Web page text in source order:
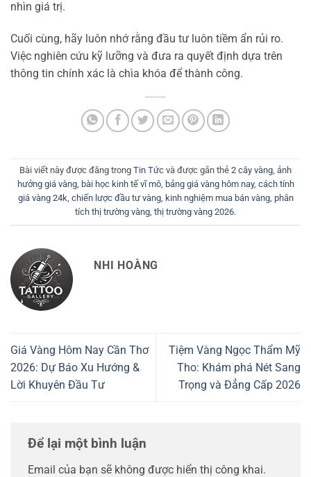
nhìn giá trị.
Cuối cùng, hãy luôn nhớ rằng đầu tư luôn tiềm ẩn rủi ro.
Việc nghiên cứu kỹ lưỡng và đưa ra quyết định dựa trên
thông tin chính xác là chìa khóa để thành công.
Bài viết này được đăng trong Tin Tức và được gắn thẻ 2 cây vàng ảnh
hưởng giá vàng, bài học kinh tế vĩ mô, bảng giá vàng hôm nay, cách tính
giá vàng 24k chiến lược đầu tư vàng, kinh nghiệm mua bán vàng, phân
tích thị trường vàng thị trường vàng 2026.
NHI HOÀNG
Giá Vàng Hôm Nay Cần Thơ
2026: Dự Báo Xu Hướng &
Lời Khuyên Đầu Tư
Tiệm Vàng Ngọc Thẩm Mỹ
Tho: Khám phá Nét Sang
Trọng và Đẳng Cấp 2026
Để lại một bình luận
Email của bạn sẽ không được hiển thị công khai.